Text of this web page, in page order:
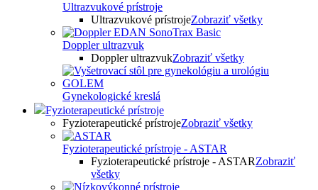
Ultrazvukové prístroje
Ultrazvukové prístrojeZobraziť všetky
Doppler ultrazvuk
Doppler ultrazvukZobraziť všetky
Gynekologické kreslá
Fyzioterapeutické prístroje
Fyzioterapeutické prístrojeZobraziť všetky
Fyzioterapeutické prístroje - ASTAR
Fyzioterapeutické prístroje - ASTARZobraziť
všetky